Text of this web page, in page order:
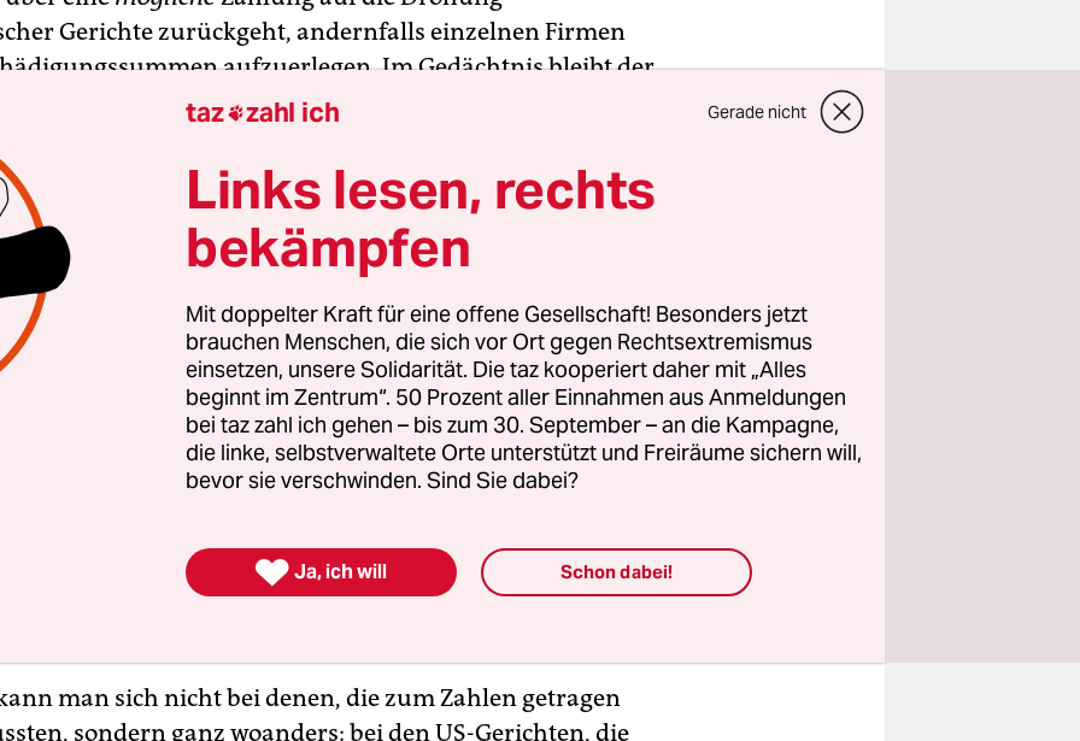
Gerichte zurückgeht, andernfalls einzelnen Firmen
aufzuerlegen. Im Gedächtnis bleibt der
wie hoch die Summen ausfallen sollten, die Staat und
Verfügung stellen. Nicht zu vergessen ist die Tatsache,
Industrie es trotz Bettelbriefen und Anklagen nur
geschafft hat, ihre fünf Milliarden Mark
Worüber kaum jemand mehr spricht, ist der
ehemaligen Nazi-Sklaven nun mit lediglich maximal
abgespeist werden, obwohl manche von ihnen über Jahre
Bedingungen schuften mussten.
Entschädigung, die diesen Namen wirklich verdient hätte,
kommen können, wenn man sich über Jahre mit
gestritten hätte. Dann aber hätten noch weniger
Opferverbände sein konnte, hat man sich auf den
eingelassen, der nun endlich realisiert werden kann. Es
man sich nicht bei denen, die zum Zahlen getragen
sondern ganz woanders: bei den US-Gerichten, die
taz zahl ich Gerade nicht
Links lesen, rechts
bekämpfen
Mit doppelter Kraft für eine offene Gesellschaft! Besonders jetzt
brauchen Menschen, die sich vor Ort gegen Rechtsextremismus
einsetzen, unsere Solidarität. Die taz kooperiert daher mit „Alles
beginnt im Zentrum“. 50 Prozent aller Einnahmen aus Anmeldungen
bei taz zahl ich gehen – bis zum 30. September – an die Kampagne,
die linke, selbstverwaltete Orte unterstützt und Freiräume sichern will,
bevor sie verschwinden. Sind Sie dabei?
 Ja, ich will Schon dabei!